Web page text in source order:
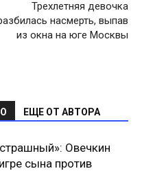
Трехлетняя девочка
насмерть, выпав
из окна на юге Москвы
ЕЩЕ ОТ АВТОРА
Овечкин
сына против